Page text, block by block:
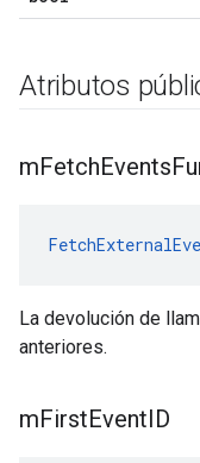
Atributos
mFetchEvents
La devolución de
anteriores.
mFirstEventID